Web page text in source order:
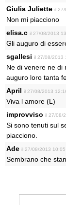
Giulia Juliette il
Non mi piacciono
elisa.c il 27/08/2013
Gli auguro di
sgallesi il 27/08/2013
Ne di venere ne di
auguro loro tanta
April il 27/08/2013
Viva l amore (L)
improvviso il 27/08/
Si sono tenuti sul
piacciono.
Ade il 27/08/2013 10:05
Sembrano che